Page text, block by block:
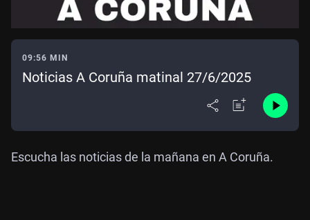
09:56 MIN
Noticias A Coruña matinal 27/6/2025
Escucha las noticias de la mañana en A Coruña.